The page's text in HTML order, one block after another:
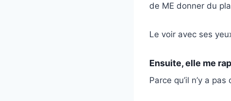
de ME donner du
Le voir avec ses
Ensuite, elle me
Parce qu’il n’y a